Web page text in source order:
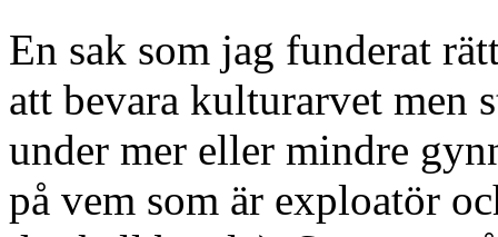
En sak som jag funderat
att bevara kulturarvet men
under mer eller mindre
på vem som är exploatör